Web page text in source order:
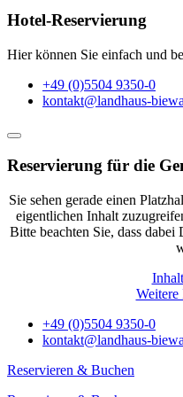
Hotel-Reservierung
Hier können Sie einfach und
+49 (0)5504 9350-0
kontakt@landhaus-
Reservierung für die
Sie sehen gerade einen
eigentlichen Inhalt
Bitte beachten Sie, dass
Weitere
+49 (0)5504 9350-0
kontakt@landhaus-
Reservieren & Buchen